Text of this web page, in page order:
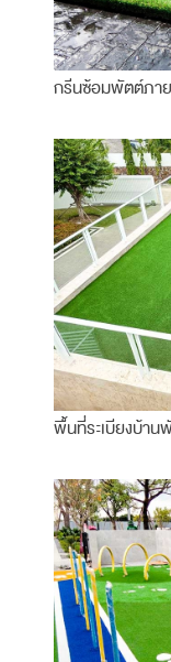
กรีนซ้อมพัตต์ภา
พื้นที่ระเบียงบ้าน